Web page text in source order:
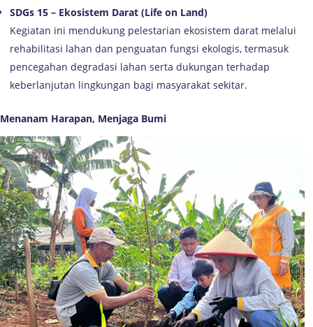
SDGs 15 – Ekosistem Darat (Life on Land)
Kegiatan ini mendukung pelestarian ekosistem darat melalui
rehabilitasi lahan dan penguatan fungsi ekologis, termasuk
pencegahan degradasi lahan serta dukungan terhadap
keberlanjutan lingkungan bagi masyarakat sekitar.
Menanam Harapan, Menjaga Bumi